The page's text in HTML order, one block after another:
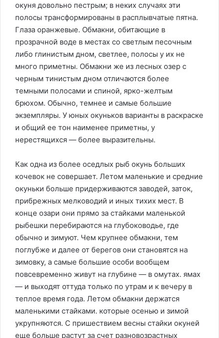
окуня довольно пестрым; в неких случаях эти
полосы трансформированы в расплывчатые пятна.
Глаза оранжевые. Обмакни, обитающие в
прозрачной воде в местах со светлым песочным
либо глинистым дном, светлее, полосы у их не
много приметны. Обмакни же из лесных озер с
черным тинистым дном отличаются более
темными полосами и спиной, ярко-желтым
брюхом. Обычно, темнее и самые большие
экземпляры. У юных окуньков варианты в раскраске
и общий ее тон наименее приметны, у
нерестящихся — более выразительны.
Как одна из более оседлых рыб окунь больших
кочевок не совершает. Летом маленькие и средние
окуньки больше придерживаются заводей, заток,
прибрежных мелководий и иных тихих мест. В
конце озари они прямо за стайками маленькой
рыбешки перебираются на глубоководье, где
обычно и зимуют. Чем крупнее обмакни, тем
поглубже и далее от берегов они становятся на
зимовку, а самые большие особи вообщем
повсевременно живут на глубине — в омутах. ямах
— и выходят оттуда только по утрам и к вечеру в
теплое время года. Летом обмакни держатся
маленькими стайками. которые осенью и зимой
укрупняются. С пришествием весны стайки окуней
еще больше растут за счет разновозрастных